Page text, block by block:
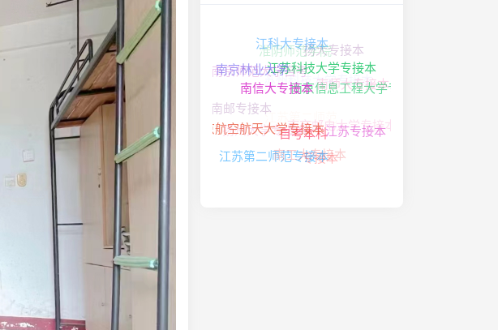
自考本科
专接本
江苏专接本
南京信息工程大学专接本
江苏科技大学专接本
南信大专接本
南京航空航天大学专接本
江苏第二师范专接本
南工大专接本
南师大专接本
扬大专接本
江科大专接本
南京林业大学
南邮专接本
扬州大学专接本
江苏第二师范
苏州科技大学专接本
淮阴师范学院
南京师范大学自考